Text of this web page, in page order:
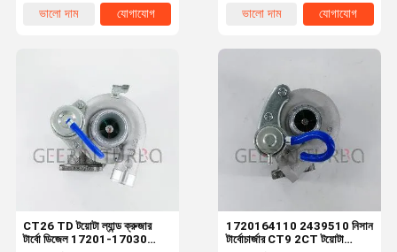
ভালো দাম যোগাযোগ
ভালো দাম যোগাযোগ
1720164110 2439510 নিসান
টার্বোচার্জার CT9 2CT টয়োটা
CT26 TD টয়োটা ল্যান্ড ক্রুজার
টার্বো ডিজেল 17201-17030